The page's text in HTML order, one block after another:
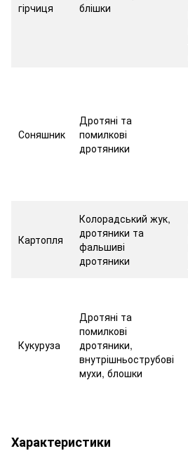
гірчиця
блішки
Соняшник
Дротяні та
помилкові
дротяники
Картопля
Колорадський жук,
дротяники та
фальшиві
дротяники
Кукуруза
Дротяні та
помилкові
дротяники,
внутрішньострубові
мухи, блошки
Характеристики